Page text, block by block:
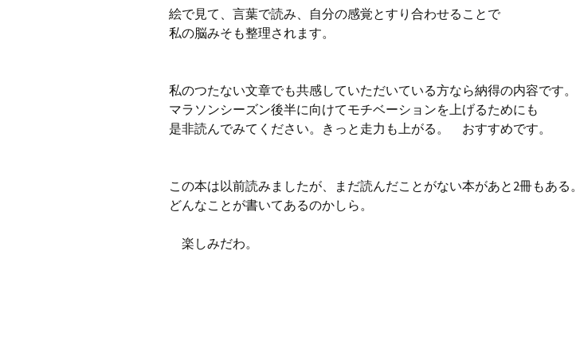
絵で見て、言葉で読み、自分の感覚とすり合わせることで
私の脳みそも整理されます。
私のつたない文章でも共感していただいている方なら納得の内容です。
マラソンシーズン後半に向けてモチベーションを上げるためにも
是非読んでみてください。きっと走力も上がる。 おすすめです。
この本は以前読みましたが、まだ読んだことがない本があと2冊もある。
どんなことが書いてあるのかしら。
楽しみだわ。